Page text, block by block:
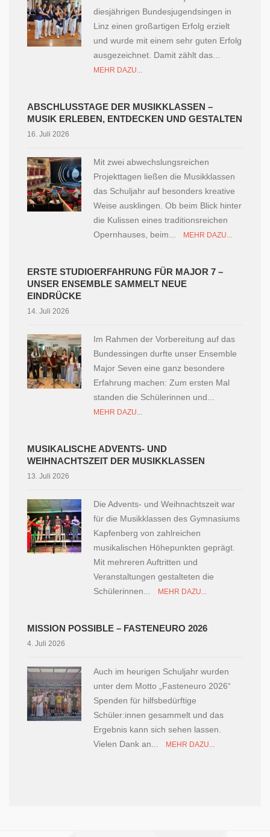
diesjährigen Bundesjugendsingen in
Linz einen großartigen Erfolg erzielt
und wurde mit einem sehr guten Erfolg
ausgezeichnet. Damit zählt das...
MEHR DAZU...
ABSCHLUSSTAGE DER MUSIKKLASSEN –
MUSIK ERLEBEN, ENTDECKEN UND GESTALTEN
16. Juli 2026
Mit zwei abwechslungsreichen
Projekttagen ließen die Musikklassen
das Schuljahr auf besonders kreative
Weise ausklingen. Ob beim Blick hinter
die Kulissen eines traditionsreichen
Opernhauses, beim...
MEHR DAZU...
ERSTE STUDIOERFAHRUNG FÜR MAJOR 7 –
UNSER ENSEMBLE SAMMELT NEUE
EINDRÜCKE
14. Juli 2026
Im Rahmen der Vorbereitung auf das
Bundessingen durfte unser Ensemble
Major Seven eine ganz besondere
Erfahrung machen: Zum ersten Mal
standen die Schülerinnen und...
MEHR DAZU...
MUSIKALISCHE ADVENTS- UND
WEIHNACHTSZEIT DER MUSIKKLASSEN
13. Juli 2026
Die Advents- und Weihnachtszeit war
für die Musikklassen des Gymnasiums
Kapfenberg von zahlreichen
musikalischen Höhepunkten geprägt.
Mit mehreren Auftritten und
Veranstaltungen gestalteten die
Schülerinnen...
MEHR DAZU...
MISSION POSSIBLE – FASTENEURO 2026
4. Juli 2026
Auch im heurigen Schuljahr wurden
unter dem Motto „Fasteneuro 2026“
Spenden für hilfsbedürftige
Schüler:innen gesammelt und das
Ergebnis kann sich sehen lassen.
Vielen Dank an...
MEHR DAZU...